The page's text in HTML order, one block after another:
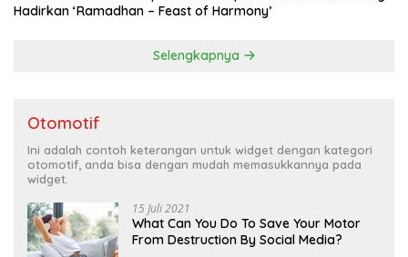
Hadirkan ‘Ramadhan – Feast of Harmony’
Selengkapnya
Otomotif
Ini adalah contoh keterangan untuk widget dengan kategori
otomotif, anda bisa dengan mudah memasukkannya pada
widget.
15 Juli 2021
What Can You Do To Save Your Motor
From Destruction By Social Media?